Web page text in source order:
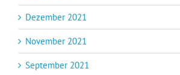
Dezember 2021
November 2021
September 2021